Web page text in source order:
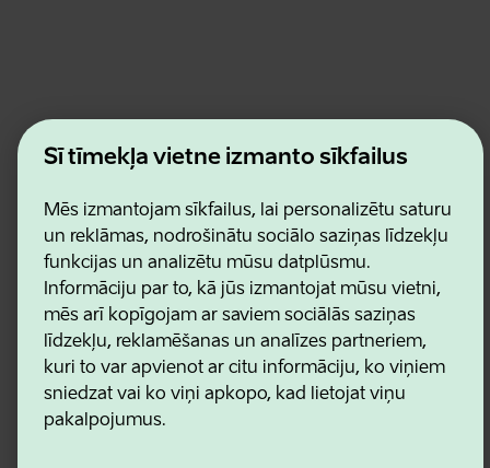
Šī tīmekļa vietne izmanto sīkfailus
Mēs izmantojam sīkfailus, lai personalizētu saturu
un reklāmas, nodrošinātu sociālo saziņas līdzekļu
funkcijas un analizētu mūsu datplūsmu.
Informāciju par to, kā jūs izmantojat mūsu vietni,
mēs arī kopīgojam ar saviem sociālās saziņas
līdzekļu, reklamēšanas un analīzes partneriem,
kuri to var apvienot ar citu informāciju, ko viņiem
sniedzat vai ko viņi apkopo, kad lietojat viņu
pakalpojumus.
Kontakti
Lietošanas noteikumi
Sīkdatņu un konfidencialitātes politika